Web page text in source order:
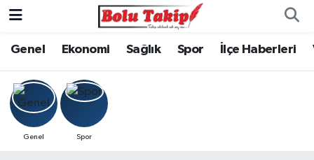
Genel Ekonomi Sağlık Spor İlçe Haberleri
Genel Spor